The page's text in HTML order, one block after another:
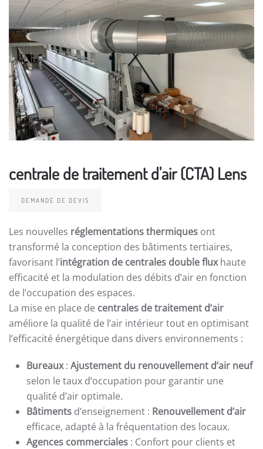
centrale de traitement d'air (CTA) Lens
DEMANDE DE DEVIS
Les nouvelles réglementations thermiques ont
transformé la conception des bâtiments tertiaires,
favorisant l’intégration de centrales double fluxhaute
efficacité et la modulation des débits d’air en fonction
de l’occupation des espaces.
La mise en place de centrales de traitement d’air
améliore la qualité de l’air intérieur tout en optimisant
l’efficacité énergétique dans divers environnements :
Bureaux: Ajustement du renouvellement d’air neuf
selon le taux d’occupation pour garantir une
qualité d’air optimale.
Bâtiments d’enseignement : Renouvellement d’air
efficace, adapté à la fréquentation des locaux.
Agences commerciales : Confort pour clients et